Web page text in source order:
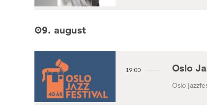
09. august
19:00 Oslo
Oslo